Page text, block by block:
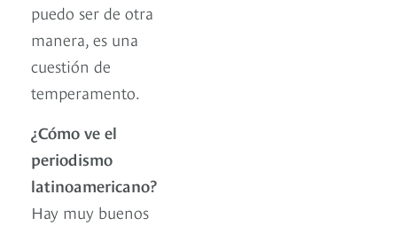
puedo ser de otra
manera, es una
cuestión de
temperamento.
¿Cómo ve el
periodismo
latinoamericano?
Hay muy buenos